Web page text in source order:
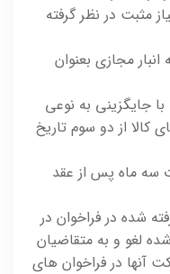
مثبت در نظر گرفته
مجازی بعنوان
جایگزینی به نوعی
کالا از دو سوم تاریخ
سه ماه پس از عقد
شده در فراخوان در
لغو و به متقاضیان
آنها در فراخوان های